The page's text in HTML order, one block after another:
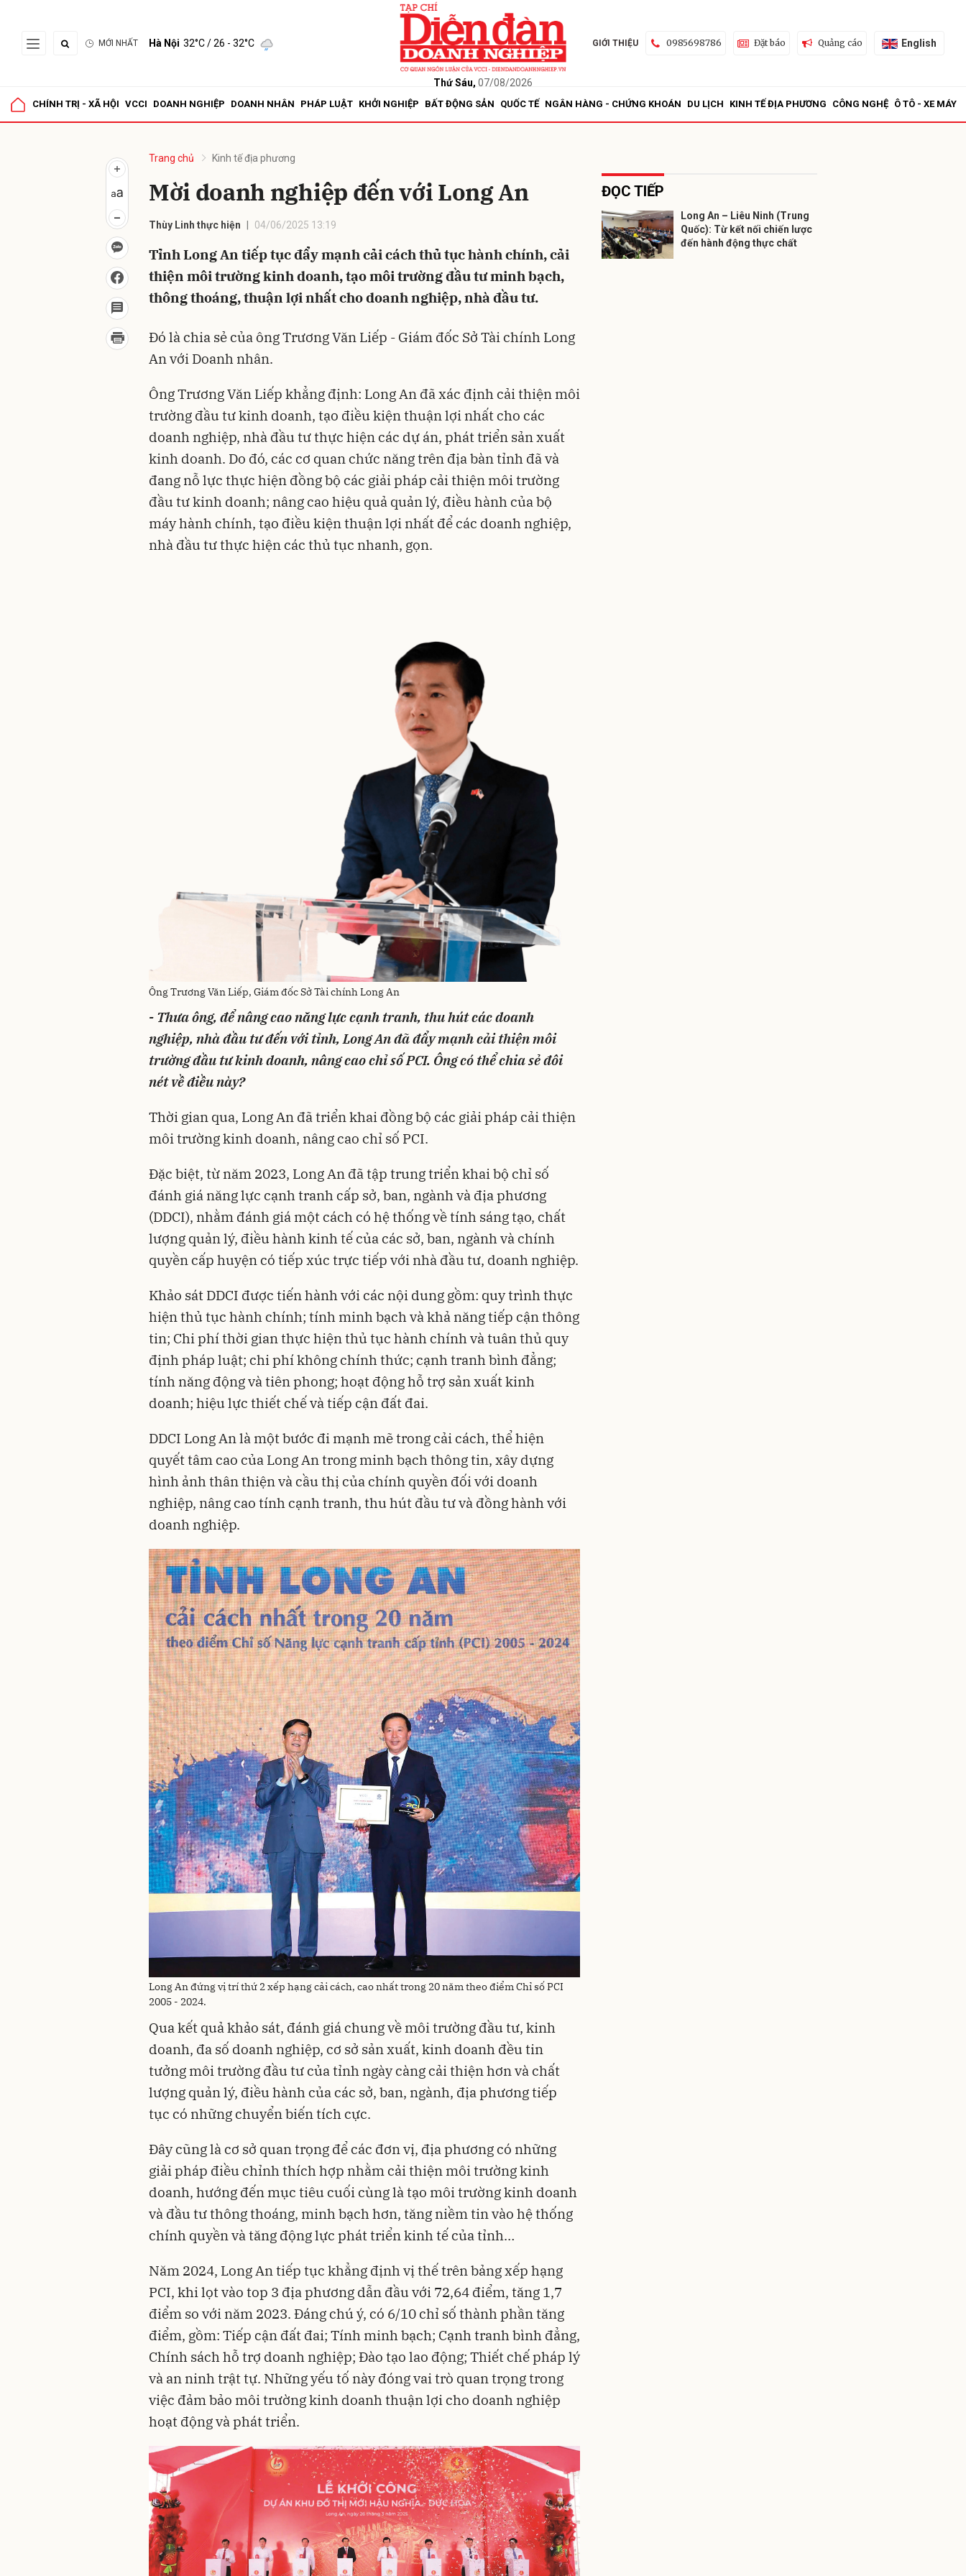
MỚI NHẤT Hà Nội 32°C/ 26 - 32°C
Thứ Sáu, 07/08/2026
GIỚI THIỆU 0985698786 Đặt báo Quảng cáo English
CHÍNH TRỊ - XÃ HỘI VCCI DOANH NGHIỆP DOANH NHÂN PHÁP LUẬT KHỞI NGHIỆP BẤT ĐỘNG SẢN QUỐC TẾ NGÂN HÀNG - CHỨNG KHOÁN DU LỊCH KINH TẾ ĐỊA PHƯƠNG CÔNG NGHỆ Ô TÔ - XE MÁY
Trang chủ Kinh tế địa phương
Mời doanh nghiệp đến với Long An
Thùy Linh thực hiện 04/06/2025 13:19
Tỉnh Long An tiếp tục đẩy mạnh cải cách thủ tục hành chính, cải
thiện môi trường kinh doanh, tạo môi trường đầu tư minh bạch,
thông thoáng, thuận lợi nhất cho doanh nghiệp, nhà đầu tư.
Đó là chia sẻ của ông Trương Văn Liếp - Giám đốc Sở Tài chính Long
An với Doanh nhân.
Ông Trương Văn Liếp khẳng định: Long An đã xác định cải thiện môi
trường đầu tư kinh doanh, tạo điều kiện thuận lợi nhất cho các
doanh nghiệp, nhà đầu tư thực hiện các dự án, phát triển sản xuất
kinh doanh. Do đó, các cơ quan chức năng trên địa bàn tỉnh đã và
đang nỗ lực thực hiện đồng bộ các giải pháp cải thiện môi trường
đầu tư kinh doanh; nâng cao hiệu quả quản lý, điều hành của bộ
máy hành chính, tạo điều kiện thuận lợi nhất để các doanh nghiệp,
nhà đầu tư thực hiện các thủ tục nhanh, gọn.
Ông Trương Văn Liếp, Giám đốc Sở Tài chính Long An
- Thưa ông, để nâng cao năng lực cạnh tranh, thu hút các doanh
nghiệp, nhà đầu tư đến với tỉnh, Long An đã đẩy mạnh cải thiện môi
trường đầu tư kinh doanh, nâng cao chỉ số PCI. Ông có thể chia sẻ đôi
nét về điều này?
Thời gian qua, Long An đã triển khai đồng bộ các giải pháp cải thiện
môi trường kinh doanh, nâng cao chỉ số PCI.
Đặc biệt, từ năm 2023, Long An đã tập trung triển khai bộ chỉ số
đánh giá năng lực cạnh tranh cấp sở, ban, ngành và địa phương
(DDCI), nhằm đánh giá một cách có hệ thống về tính sáng tạo, chất
lượng quản lý, điều hành kinh tế của các sở, ban, ngành và chính
quyền cấp huyện có tiếp xúc trực tiếp với nhà đầu tư, doanh nghiệp.
Khảo sát DDCI được tiến hành với các nội dung gồm: quy trình thực
hiện thủ tục hành chính; tính minh bạch và khả năng tiếp cận thông
tin; Chi phí thời gian thực hiện thủ tục hành chính và tuân thủ quy
định pháp luật; chi phí không chính thức; cạnh tranh bình đẳng;
tính năng động và tiên phong; hoạt động hỗ trợ sản xuất kinh
doanh; hiệu lực thiết chế và tiếp cận đất đai.
DDCI Long An là một bước đi mạnh mẽ trong cải cách, thể hiện
quyết tâm cao của Long An trong minh bạch thông tin, xây dựng
hình ảnh thân thiện và cầu thị của chính quyền đối với doanh
nghiệp, nâng cao tính cạnh tranh, thu hút đầu tư và đồng hành với
doanh nghiệp.
Long An đứng vị trí thứ 2 xếp hạng cải cách, cao nhất trong 20 năm theo điểm Chỉ số PCI
2005 - 2024.
Qua kết quả khảo sát, đánh giá chung về môi trường đầu tư, kinh
doanh, đa số doanh nghiệp, cơ sở sản xuất, kinh doanh đều tin
tưởng môi trường đầu tư của tỉnh ngày càng cải thiện hơn và chất
lượng quản lý, điều hành của các sở, ban, ngành, địa phương tiếp
tục có những chuyển biến tích cực.
Đây cũng là cơ sở quan trọng để các đơn vị, địa phương có những
giải pháp điều chỉnh thích hợp nhằm cải thiện môi trường kinh
doanh, hướng đến mục tiêu cuối cùng là tạo môi trường kinh doanh
và đầu tư thông thoáng, minh bạch hơn, tăng niềm tin vào hệ thống
chính quyền và tăng động lực phát triển kinh tế của tỉnh…
Năm 2024, Long An tiếp tục khẳng định vị thế trên bảng xếp hạng
PCI, khi lọt vào top 3 địa phương dẫn đầu với 72,64 điểm, tăng 1,7
điểm so với năm 2023. Đáng chú ý, có 6/10 chỉ số thành phần tăng
điểm, gồm: Tiếp cận đất đai; Tính minh bạch; Cạnh tranh bình đẳng,
Chính sách hỗ trợ doanh nghiệp; Đào tạo lao động; Thiết chế pháp lý
và an ninh trật tự. Những yếu tố này đóng vai trò quan trọng trong
việc đảm bảo môi trường kinh doanh thuận lợi cho doanh nghiệp
hoạt động và phát triển.
ĐỌC TIẾP
Long An – Liêu Ninh (Trung
Quốc): Từ kết nối chiến lược
đến hành động thực chất
Gửi